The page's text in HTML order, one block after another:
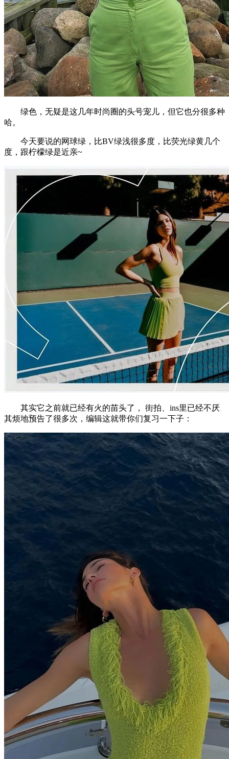
绿色，无疑是这几年时尚圈的头号宠儿，但它也分很多种
哈。
今天要说的网球绿，比BV绿浅很多度，比荧光绿黄几个
度，跟柠檬绿是近亲~
其实它之前就已经有火的苗头了， 街拍、ins里已经不厌
其烦地预告了很多次，编辑这就带你们复习一下子：